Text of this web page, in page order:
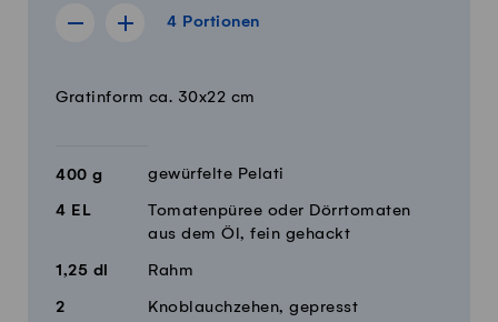
4 Portionen
Rezept für 3 Portionen anzeigen
Rezept für 5 Portionen anzeigen
4 Portionen
MengeZutaten
Gratinform ca. 30x22 cm
400 g gewürfelte Pelati
4 EL
Tomatenpüree oder Dörrtomaten
aus dem Öl, fein gehackt
1,25 dl Rahm
2 Knoblauchzehen, gepresst